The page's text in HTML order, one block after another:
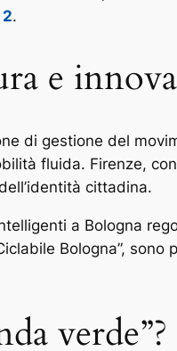
.
e
di gestione del
fluida. Firenze,
cittadina.
a Bologna
Bologna”, sono
verde”?